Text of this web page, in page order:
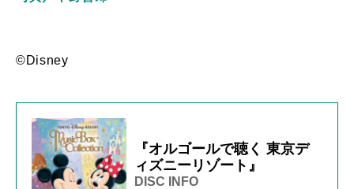
©Disney
『オルゴールで聴く 東京デ
ィズニーリゾート』
DISC INFO